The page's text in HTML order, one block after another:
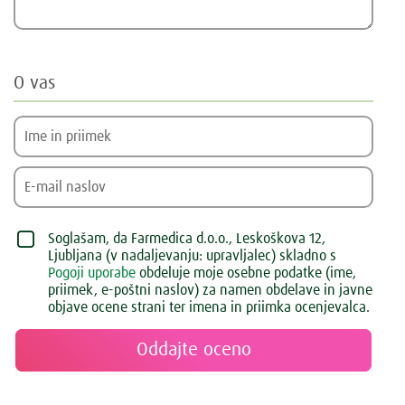
O vas
Soglašam, da Farmedica d.o.o., Leskoškova 12,
Ljubljana (v nadaljevanju: upravljalec) skladno s
Pogoji uporabeobdeluje moje osebne podatke (ime,
priimek, e-poštni naslov) za namen obdelave in javne
objave ocene strani ter imena in priimka ocenjevalca.